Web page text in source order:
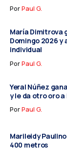
PorPaul G.
María Dimitrova
Domingo 2026
individual
PorPaul G.
Yeral Núñez
y le da otro oro
PorPaul G.
Marileidy
400 metros